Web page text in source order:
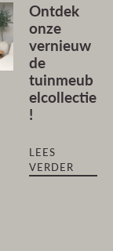
Ontdek
onze
vernieuw
de
tuinmeub
elcollectie
!
LEES
VERDER